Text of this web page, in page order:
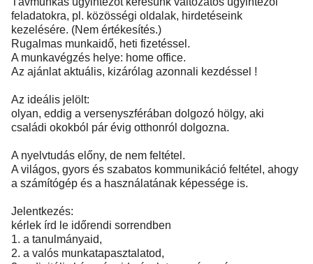
feladatokra, pl. közösségi oldalak, hirdetéseink
kezelésére. (Nem értékesítés.)
Rugalmas munkaidő, heti fizetéssel.
A munkavégzés helye: home office.
Az ajánlat aktuális, kizárólag azonnali kezdéssel !
Az ideális jelölt:
olyan, eddig a versenyszférában dolgozó hölgy, aki
családi okokból pár évig otthonról dolgozna.
A nyelvtudás előny, de nem feltétel.
A világos, gyors és szabatos kommunikáció feltétel, ahogy
a számítógép és a használatának képessége is.
Jelentkezés:
kérlek írd le időrendi sorrendben
1. a tanulmányaid,
2. a valós munkatapasztalatod,